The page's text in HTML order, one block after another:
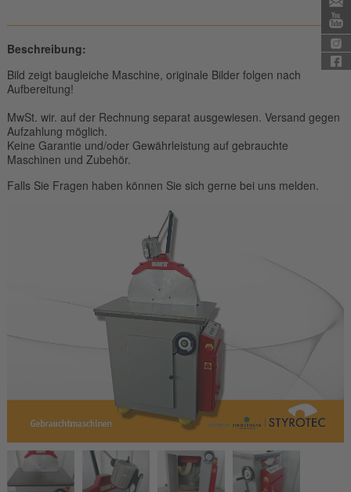
Beschreibung:
Bild zeigt baugleiche Maschine, originale Bilder folgen nach
Aufbereitung!
MwSt. wir. auf der Rechnung separat ausgewiesen. Versand gegen
Aufzahlung möglich.
Keine Garantie und/oder Gewährleistung auf gebrauchte
Maschinen und Zubehör.
Falls Sie Fragen haben können Sie sich gerne bei uns melden.